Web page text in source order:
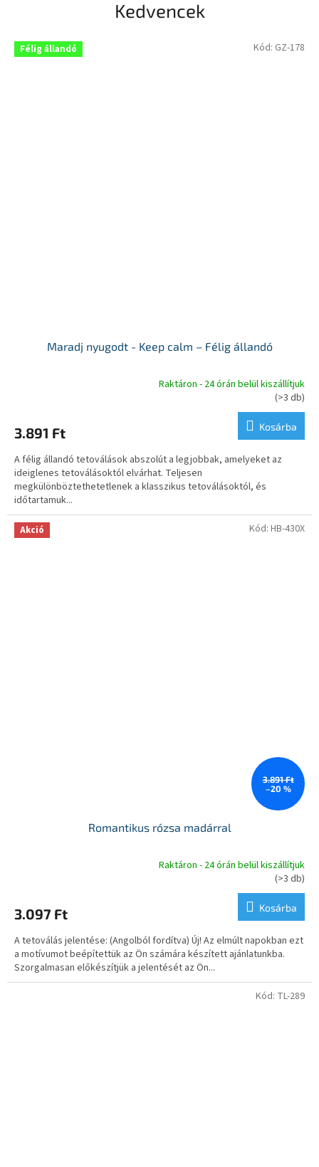
Kedvencek
Félig állandó
Maradj nyugodt - Keep calm – Félig állandó
értékelése
ből
5,0
csillag.
Raktáron - 24 órán belül kiszállítjuk
(>3 db)
3.891 Ft Kosárba
A félig állandó tetoválások abszolút a legjobbak, amelyeket az
ideiglenes tetoválásoktól elvárhat. Teljesen
megkülönböztethetetlenek a klasszikus tetoválásoktól, és
időtartamuk...
Kód: GZ-178
Akció
3.891 Ft
–20 %
Romantikus rózsa madárral
értékelése
ből
5,0
csillag.
Raktáron - 24 órán belül kiszállítjuk
(>3 db)
3.097 Ft Kosárba
A tetoválás jelentése: (Angolból fordítva) Új! Az elmúlt napokban ezt
a motívumot beépítettük az Ön számára készített ajánlatunkba.
Szorgalmasan előkészítjük a jelentését az Ön...
Kód: HB-430X
Kód: TL-289